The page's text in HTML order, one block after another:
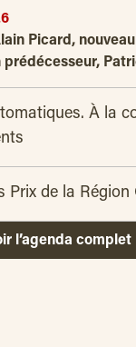
Picard,
prédécesseur,
À la
Prix de la Région
l’agenda complet